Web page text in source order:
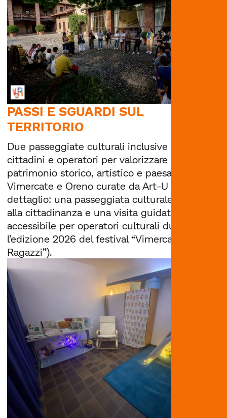
PASSI E SGUARDI SUL
TERRITORIO
Due passeggiate culturali inclusive per
cittadini e operatori per valorizzare il
patrimonio storico, artistico e paesaggistico di
Vimercate e Oreno curate da Art-U (in
dettaglio: una passeggiata culturale aperta
alla cittadinanza e una visita guidata
accessibile per operatori culturali durante
l’edizione 2026 del festival “Vimercate dei
Ragazzi”).